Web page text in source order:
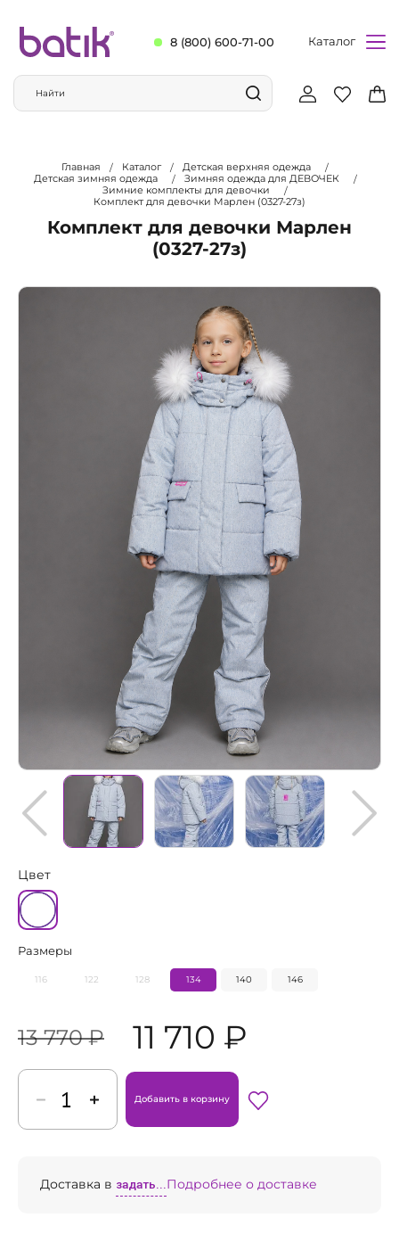
8 (800) 600-71-00 Каталог
Главная Каталог
Детская верхняя одежда
Детская зимняя одежда
Зимняя одежда для ДЕВОЧЕК
Зимние комплекты для девочки
Комплект для девочки Марлен (0327-27з)
Комплект для девочки Марлен
(0327-27з)
Цвет
Размеры
116 122 128 134 140 146
13 770 ₽ 11 710 ₽
Добавить в корзину
Доставка в задать...Подробнее о доставке